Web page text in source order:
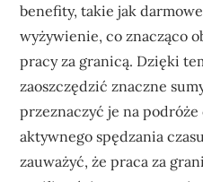
benefity, takie jak
wyżywienie, co znacząco
pracy za granicą. Dzięki
zaoszczędzić znaczne
przeznaczyć je na
aktywnego spędzania
zauważyć, że praca za